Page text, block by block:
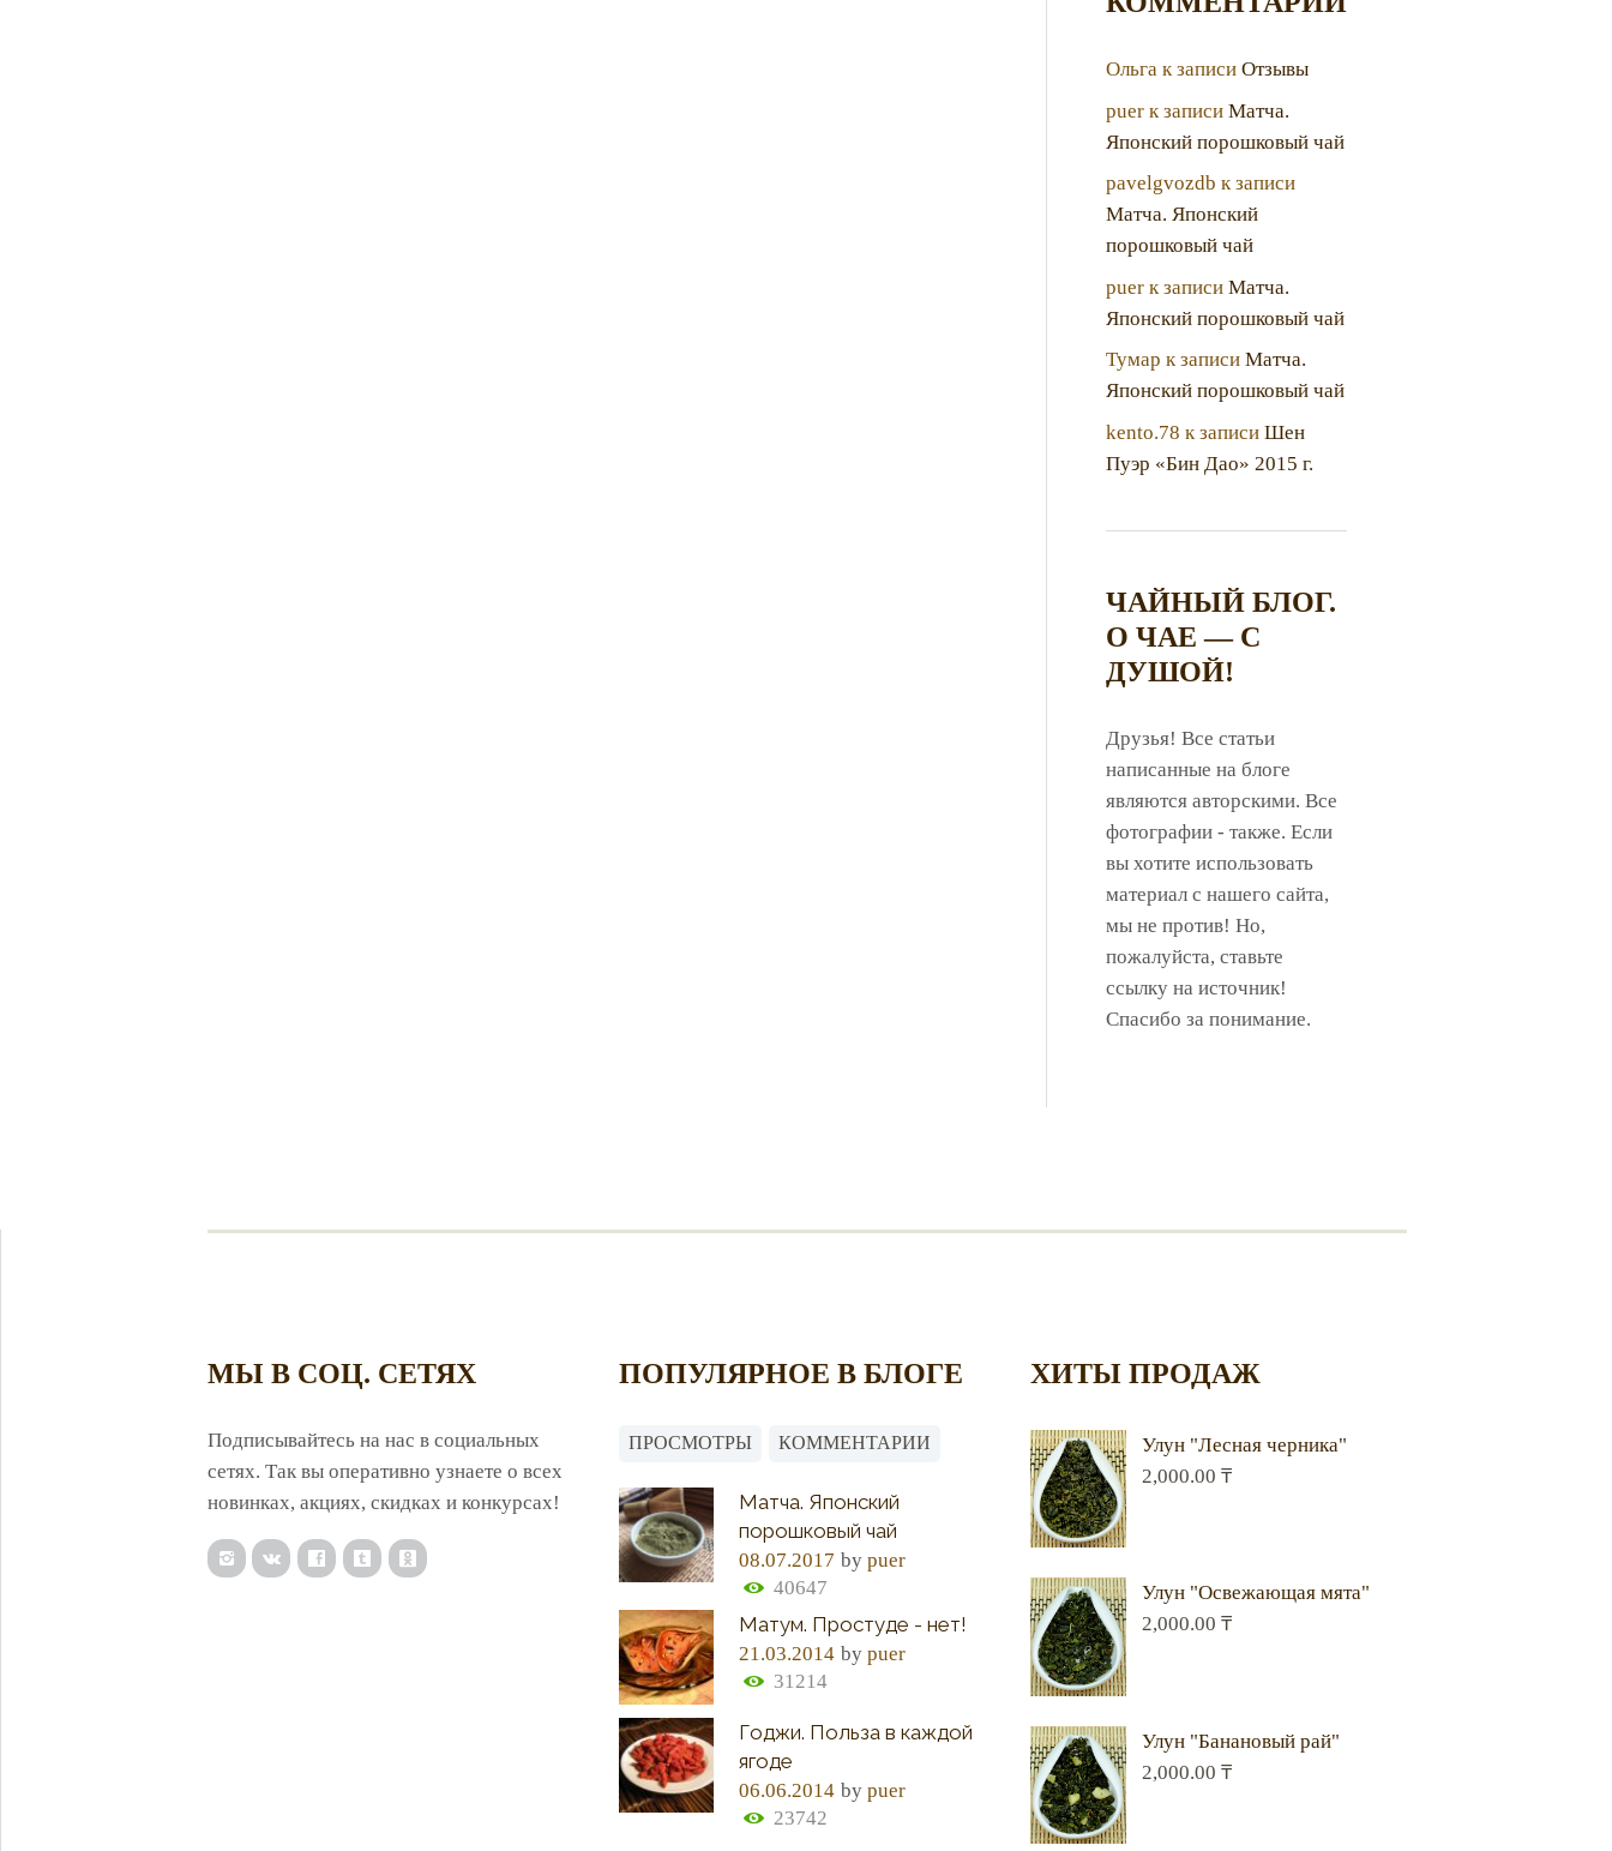
Ольгак записи Отзывы
puerк записи Матча.
Японский порошковый чай
pavelgvozdb к записи
Матча. Японский
порошковый чай
puerк записи Матча.
Японский порошковый чай
Тумар к записи Матча.
Японский порошковый чай
kento.78 к записи Шен
Пуэр «Бин Дао» 2015 г.
ЧАЙНЫЙ БЛОГ.
О ЧАЕ — С
ДУШОЙ!
Друзья! Все статьи
написанные на блоге
являются авторскими. Все
фотографии - также. Если
вы хотите использовать
материал с нашего сайта,
мы не против! Но,
пожалуйста, ставьте
ссылку на источник!
Спасибо за понимание.
МЫ В СОЦ. СЕТЯХ
Подписывайтесь на нас в социальных
сетях. Так вы оперативно узнаете о всех
новинках, акциях, скидках и конкурсах!
ПОПУЛЯРНОЕ В БЛОГЕ
ПРОСМОТРЫ КОММЕНТАРИИ
Матча. Японский
порошковый чай
08.07.2017 bypuer
40647
Матум. Простуде - нет!
21.03.2014 bypuer
31214
Годжи. Польза в каждой
ягоде
06.06.2014 bypuer
23742
ХИТЫ ПРОДАЖ
Улун "Лесная черника"
2,000.00 ₸
Улун "Освежающая мята"
2,000.00 ₸
Улун "Банановый рай"
2,000.00 ₸